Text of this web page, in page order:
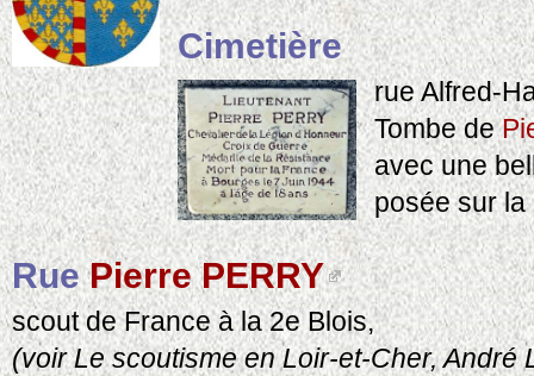
Cimetière
rue Alfred-
Tombe de
avec une
posée sur la
RuePierre PERRY
scout de France à la 2e Blois,
(voir Le scoutisme en Loir-et-Cher, André